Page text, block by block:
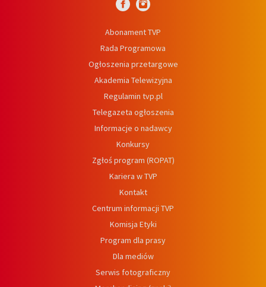
Abonament TVP
Rada Programowa
Ogłoszenia przetargowe
Akademia Telewizyjna
Regulamin tvp.pl
Telegazeta ogłoszenia
Informacje o nadawcy
Konkursy
Zgłoś program (ROPAT)
Kariera w TVP
Kontakt
Centrum informacji TVP
Komisja Etyki
Program dla prasy
Dla mediów
Serwis fotograficzny